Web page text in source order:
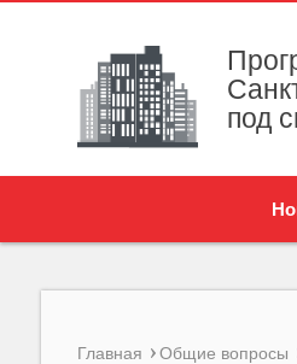
под
Главная Общие вопросы